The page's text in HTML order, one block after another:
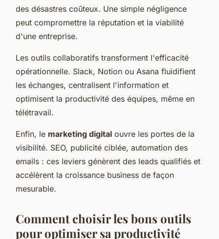
des désastres coûteux. Une simple négligence
peut compromettre la réputation et la viabilité
d'une entreprise.
Les outils collaboratifs transforment l'efficacité
opérationnelle. Slack, Notion ou Asana fluidifient
les échanges, centralisent l'information et
optimisent la productivité des équipes, même en
télétravail.
Enfin, le marketing digital ouvre les portes de la
visibilité. SEO, publicité ciblée, automation des
emails : ces leviers génèrent des leads qualifiés et
accélèrent la croissance business de façon
mesurable.
Comment choisir les bons outils
pour optimiser sa productivité